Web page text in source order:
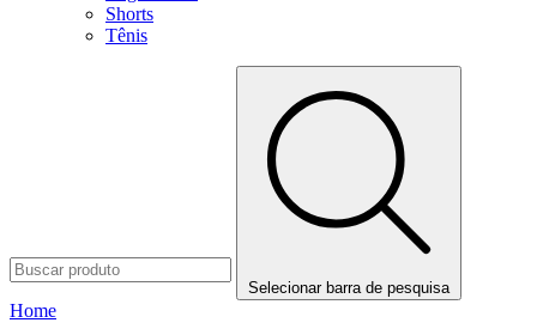
Shorts
Tênis
Selecionar barra de pesquisa
Home